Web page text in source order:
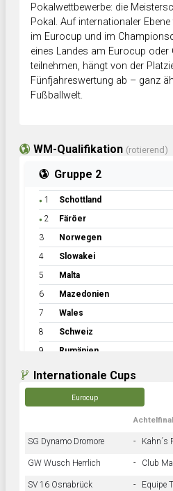
Pokalwettbewerbe: die
Pokal. Auf internationaler
im Eurocup und im
eines Landes am Eurocup
teilnehmen, hängt von der
Fünfjahreswertung ab – ganz
Fußballwelt.
WM-Qualifikation (rotierend)
Gruppe 2
● 1 Schottland
● 2 Färöer
3 Norwegen
4 Slowakei
5 Malta
6 Mazedonien
7 Wales
8 Schweiz
9 Rumänien
Internationale Cups
Eurocup
SG Dynamo Dromore - Kahn´s
GW Wusch Herrlich - Club
SV 16 Osnabrück - Equipe